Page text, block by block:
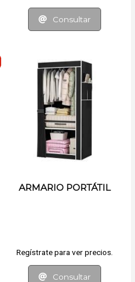
Consultar
ARMARIO PORTÁTIL
Regístrate para ver precios.
Consultar